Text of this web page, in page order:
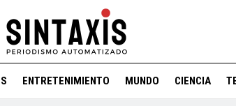
ENTRETENIMIENTO MUNDO CIENCIA